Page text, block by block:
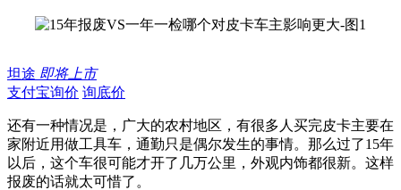
坦途 即将上市
支付宝询价 询底价
还有一种情况是，广大的农村地区，有很多人买完皮卡主要在
家附近用做工具车，通勤只是偶尔发生的事情。那么过了15年
以后，这个车很可能才开了几万公里，外观内饰都很新。这样
报废的话就太可惜了。